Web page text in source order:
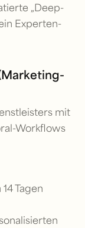
„Deep-
Experten-
mit
Workflows
Tagen